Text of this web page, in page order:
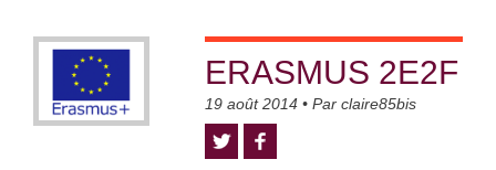
ERASMUS 2E2F
19 août 2014 • Parclaire85bis